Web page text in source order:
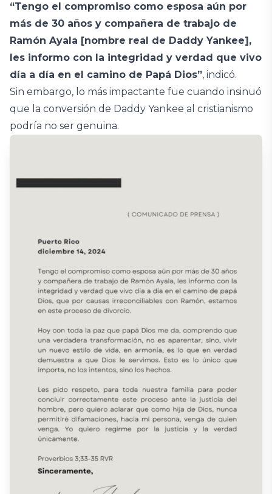
“Tengo el compromiso como esposa aún por
más de 30 años y compañera de trabajo de
Ramón Ayala [nombre real de Daddy Yankee],
les informo con la integridad y verdad que vivo
día a día en el camino de Papá Dios”, indicó.
Sin embargo, lo más impactante fue cuando insinuó
que la conversión de Daddy Yankee al cristianismo
podría no ser genuina.